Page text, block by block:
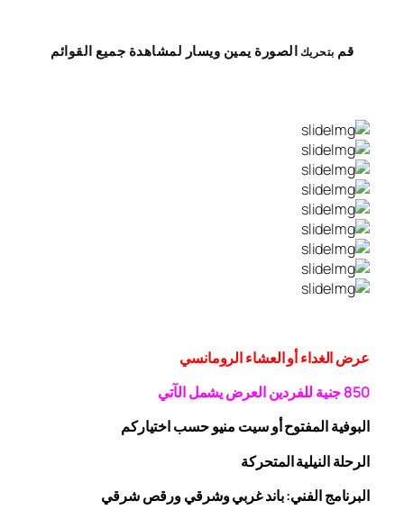
قم بتحريك الصورة يمين ويسار لمشاهدة جميع القوائم
عرض الغداء أو العشاء الرومانسي
850 جنية للفردينالعرض يشمل الآتي
البوفيةالمفتوحأو سيت منيو حسب اختياركم
الرحلةالنيلية المتحركة
البرنامج الفني: باند غربي وشرقيورقصشرقي